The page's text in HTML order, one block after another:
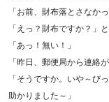
「お前、財布落とさなかっ
「えっ？財布ですか？」
「あっ！無い！」
「昨日、郵便局から連絡
「そうですか。いや～び
助かりました～」